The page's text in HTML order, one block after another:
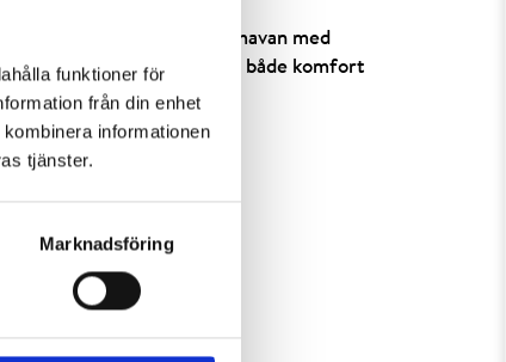
funktioner för
från din enhet
informationen
tjänster.
Marknadsföring
finns flera hotell i Hemavan med
till liftarna. Här får du både komfort